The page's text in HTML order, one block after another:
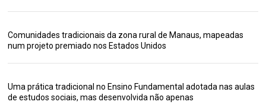
Comunidades tradicionais da zona rural de Manaus, mapeadas
num projeto premiado nos Estados Unidos
Uma prática tradicional no Ensino Fundamental adotada nas aulas
de estudos sociais, mas desenvolvida não apenas